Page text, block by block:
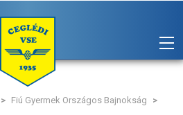
> Fiú Gyermek Országos Bajnokság
>